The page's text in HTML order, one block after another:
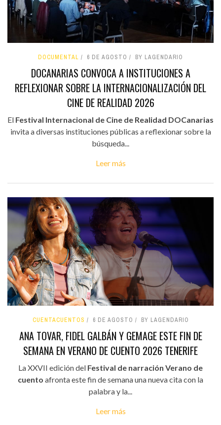
DOCUMENTAL 6 DE AGOSTO BY LAGENDARIO
DOCANARIAS CONVOCA A INSTITUCIONES A
REFLEXIONAR SOBRE LA INTERNACIONALIZACIÓN DEL
CINE DE REALIDAD 2026
El Festival Internacional de Cine de Realidad DOCanarias
invita a diversas instituciones públicas a reflexionar sobre la
búsqueda...
Leer más
CUENTACUENTOS 6 DE AGOSTO BY LAGENDARIO
ANA TOVAR, FIDEL GALBÁN Y GEMAGE ESTE FIN DE
SEMANA EN VERANO DE CUENTO 2026 TENERIFE
La XXVII edición del Festival de narración Verano de
cuento afronta este fin de semana una nueva cita con la
palabra y la...
Leer más